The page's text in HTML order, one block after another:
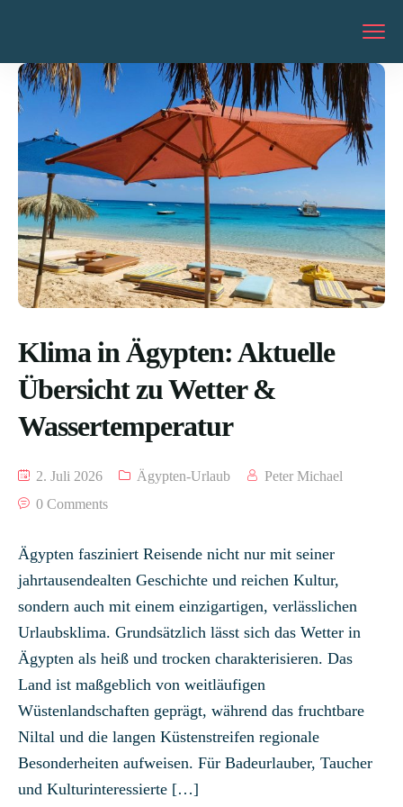
Klima in Ägypten: Aktuelle
Übersicht zu Wetter &
Wassertemperatur
2. Juli 2026 Ägypten-Urlaub
Peter Michael
0 Comments
Ägypten fasziniert Reisende nicht nur mit seiner
jahrtausendealten Geschichte und reichen Kultur,
sondern auch mit einem einzigartigen, verlässlichen
Urlaubsklima. Grundsätzlich lässt sich das Wetter in
Ägypten als heiß und trocken charakterisieren. Das
Land ist maßgeblich von weitläufigen
Wüstenlandschaften geprägt, während das fruchtbare
Niltal und die langen Küstenstreifen regionale
Besonderheiten aufweisen. Für Badeurlauber, Taucher
und Kulturinteressierte […]